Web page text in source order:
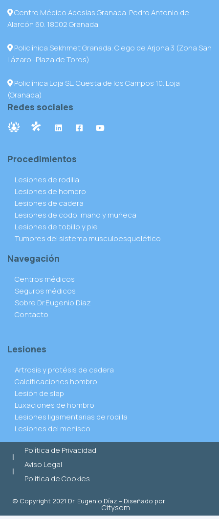
Centro Médico Adeslas Granada. Pedro Antonio de
Alarcón 60. 18002 Granada
Policlínica Sekhmet Granada. Ciego de Arjona 3 (Zona San
Lázaro -Plaza de Toros)
Policlínica Loja SL. Cuesta de los Campos 10. Loja
(Granada)
Redes sociales
Procedimientos
Lesiones de rodilla
Lesiones de hombro
Lesiones de cadera
Lesiones de codo, mano y muñeca
Lesiones de tobillo y pie
Tumores del sistema musculoesquelético
Navegación
Centros médicos
Seguros médicos
Sobre Dr.Eugenio Díaz
Contacto
Lesiones
Artrosis y protésis de cadera
Calcificaciones hombro
Lesión de slap
Luxaciones de hombro
Lesiones ligamentarias de rodilla
Lesiones del menisco
Política de Privacidad
|
Aviso Legal
|
Política de Cookies
© Copyright 2021 Dr. Eugenio Díaz – Diseñado por
Citysem